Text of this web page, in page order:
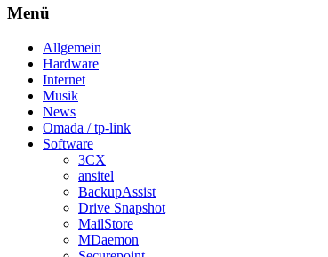
Menü
Allgemein
Hardware
Internet
Musik
News
Omada / tp-link
Software
3CX
ansitel
BackupAssist
Drive Snapshot
MailStore
MDaemon